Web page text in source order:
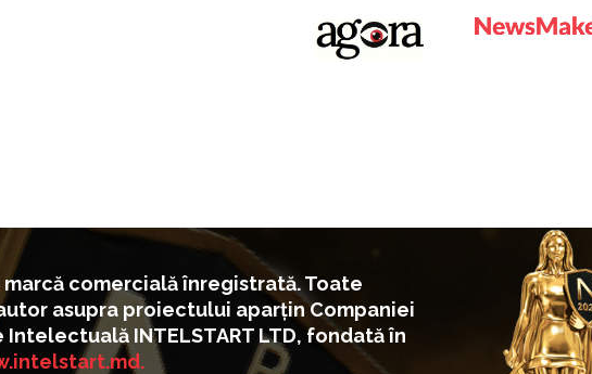
comercială înregistrată. Toate
asupra proiectului aparțin Companiei
INTELSTART LTD, fondată în